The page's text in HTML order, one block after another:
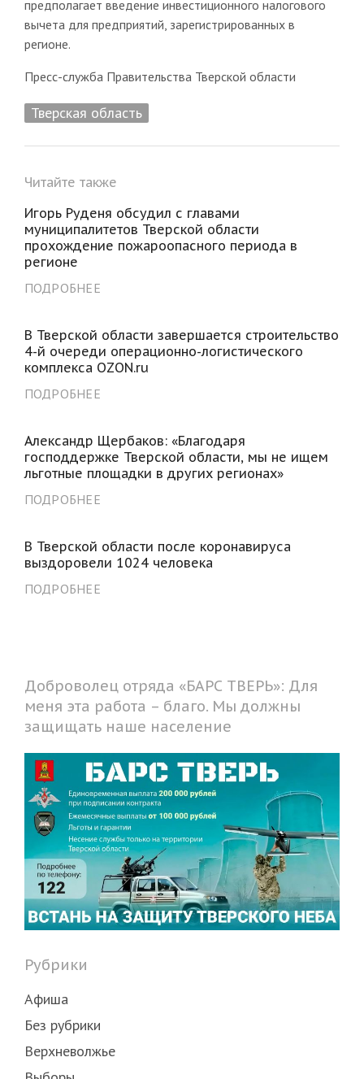
предполагает введение инвестиционного налогового
вычета для предприятий, зарегистрированных в
регионе.
Пресс-служба Правительства Тверской области
Тверская область
Читайте также
Игорь Руденя обсудил с главами
муниципалитетов Тверской области
прохождение пожароопасного периода в
регионе
ПОДРОБНЕЕ
В Тверской области завершается строительство
4-й очереди операционно-логистического
комплекса OZON.ru
ПОДРОБНЕЕ
Александр Щербаков: «Благодаря
господдержке Тверской области, мы не ищем
льготные площадки в других регионах»
ПОДРОБНЕЕ
В Тверской области после коронавируса
выздоровели 1024 человека
ПОДРОБНЕЕ
Доброволец отряда «БАРС ТВЕРЬ»: Для
меня эта работа – благо. Мы должны
защищать наше население
Рубрики
Афиша
Без рубрики
Верхневолжье